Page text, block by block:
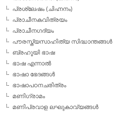
പ്രശ്ലേഷം (ചിഹ്നനം)
പ്രാചീനകവിത്രയം
പ്രാചീനഗദ്യം
പൗരസ്ത്യസാഹിത്യ സിദ്ധാന്തങ്ങള്‍
ബ്രഹൂയി ഭാഷ
ഭാഷ എന്നാല്‍
ഭാഷാ ഭേദങ്ങള്‍
ഭാഷാപഠനചരിത്രം
മണിഗ്രാമം
മണിപ്രവാള ലഘുകാവ്യങ്ങള്‍